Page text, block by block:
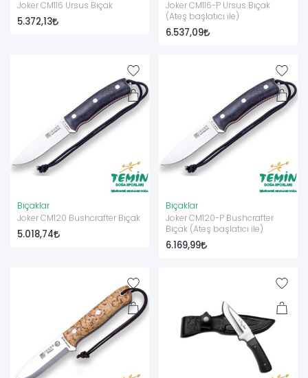
Joker CM116 Ursus Bıçak
5.372,13
Joker CM116-P Ursus Bıçak
(Ateş başlatıcı ile)
6.537,09
Bıçaklar
Joker CM120 Bushcrafter Bıçak
5.018,74
Bıçaklar
Joker CM120-P Bushcrafter
Bıçak (Ateş başlatıcı ile)
6.169,99